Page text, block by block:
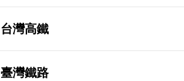
台灣高鐵
臺灣鐵路